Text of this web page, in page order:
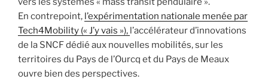
En contrepoint, l’expérimentation nationale menée par
Tech4Mobility (« J’y vais »), l’accélérateur d’innovations
de la SNCF dédié aux nouvelles mobilités, sur les
territoires du Pays de l’Ourcq et du Pays de Meaux
ouvre bien des perspectives.